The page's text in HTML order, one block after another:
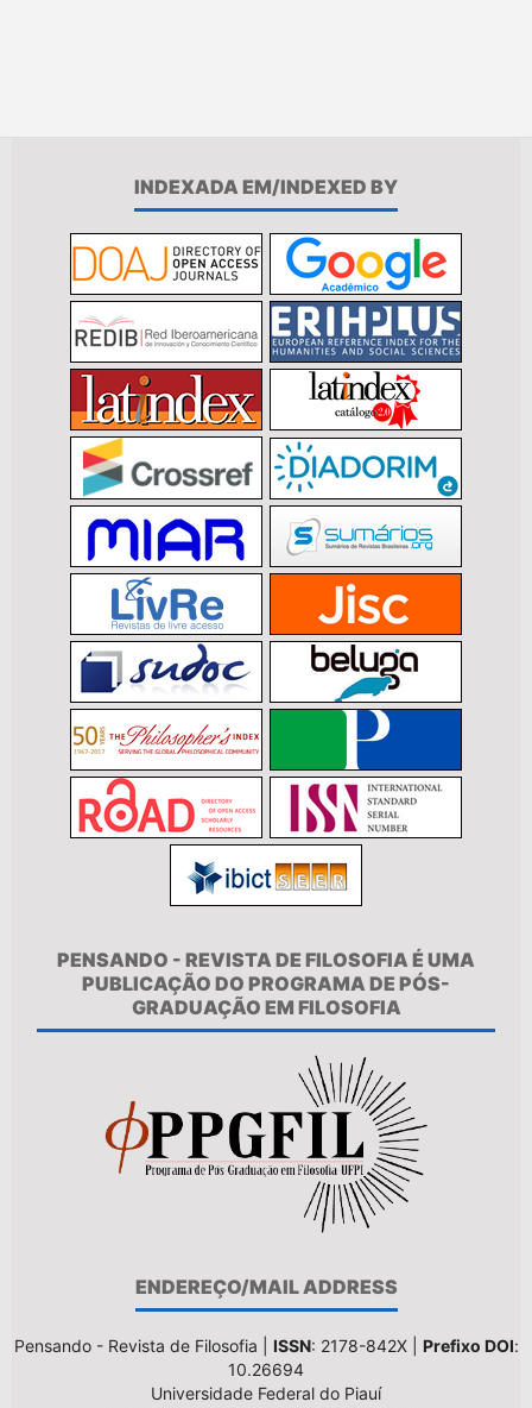
INDEXADA EM/INDEXED BY
PENSANDO - REVISTA DE FILOSOFIA É UMA
PUBLICAÇÃO DO PROGRAMA DE PÓS-
GRADUAÇÃO EM FILOSOFIA
ENDEREÇO/MAIL ADDRESS
Pensando - Revista de Filosofia | ISSN: 2178-842X | Prefixo DOI:
10.26694
Universidade Federal do Piauí